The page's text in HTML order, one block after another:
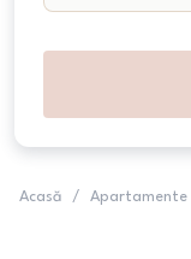
Acasă / Apartamente